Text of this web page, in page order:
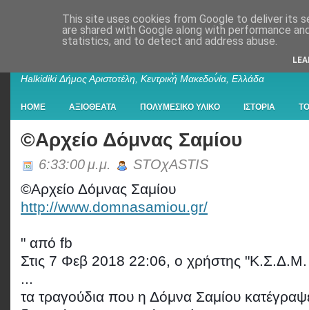
Παλαιοχώρι Χαλκιδικής
Halkidiki Δήμος Αριστοτέλη, Κεντρική Μακεδονία, Ελλάδα
HOME ΑΞΙΟΘΕΑΤΑ ΠΟΛΥΜΕΣΙΚΟ ΥΛΙΚΟ ΙΣΤΟΡΙΑ
©Αρχείο Δόμνας Σαμίου
6:33:00 μ.μ. STOχASTIS
©Αρχείο Δόμνας Σαμίου
http://www.domnasamiou.gr/
" από fb
Στις 7 Φεβ 2018 22:06, ο χρήστης "Κ.Σ.Δ.Μ.
...
τα τραγούδια που η Δόμνα Σαμίου
This site uses cookies from Google to deliver its
are shared with Google along with performance
statistics, and to detect and address abuse.